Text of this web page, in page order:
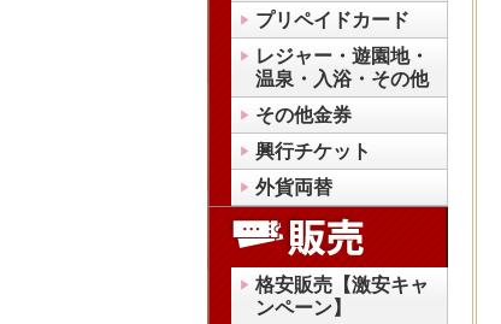
プリペイドカード
レジャー・遊園地・
温泉・入浴・その他
その他金券
興行チケット
外貨両替
格安販売【激安キャ
ンペーン】